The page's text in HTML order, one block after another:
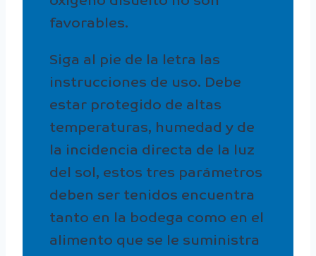
favorables.
Siga al pie de la letra las
instrucciones de uso. Debe
estar protegido de altas
temperaturas, humedad y de
la incidencia directa de la luz
del sol, estos tres parámetros
deben ser tenidos encuentra
tanto en la bodega como en el
alimento que se le suministra